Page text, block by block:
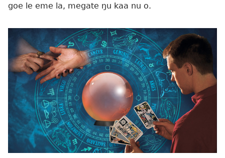
goe le eme la, megate ŋu kaa nu o.